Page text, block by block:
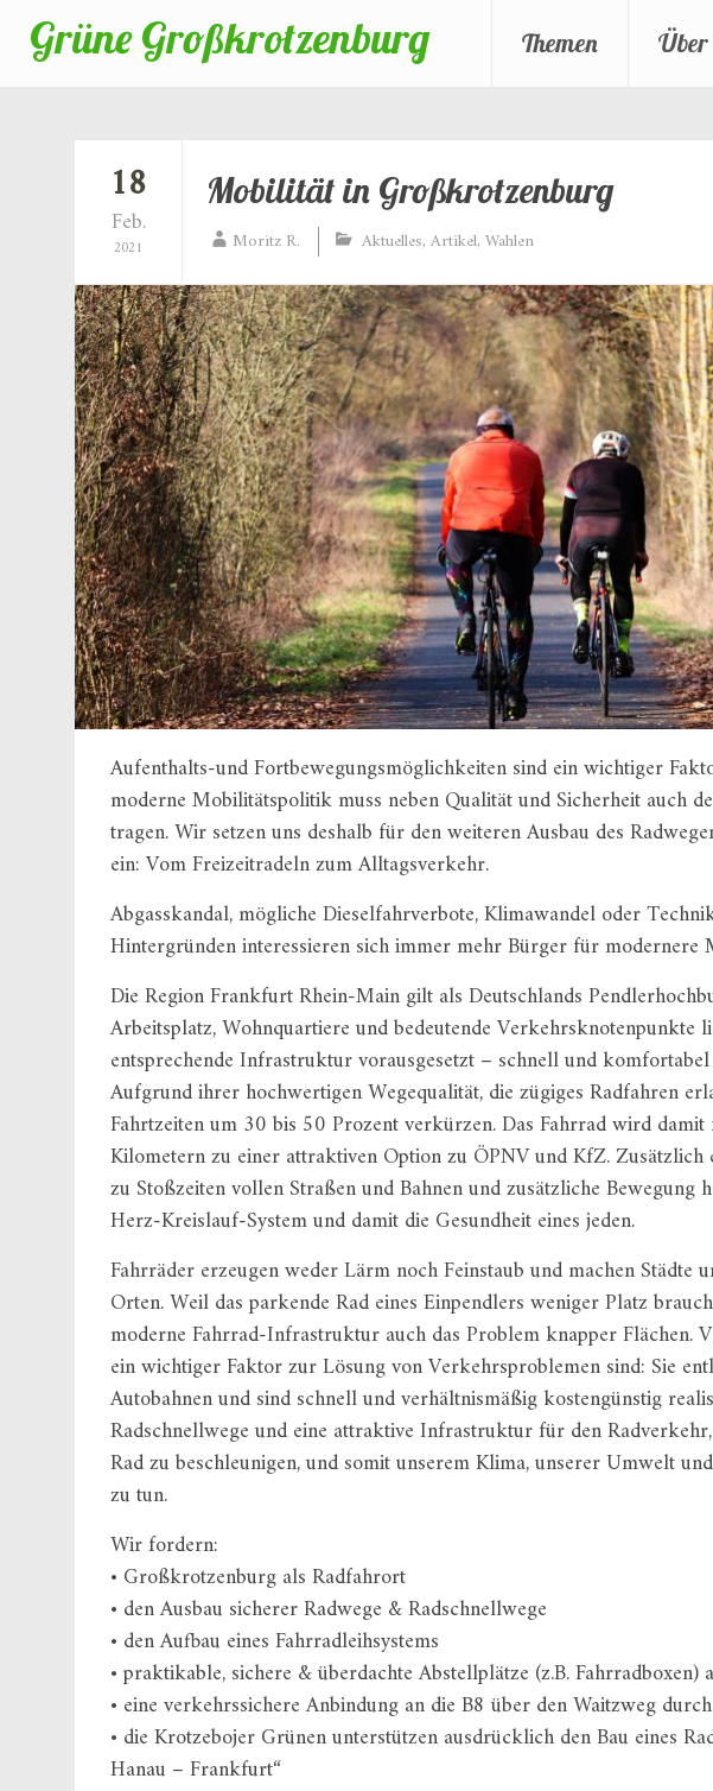
Grüne Großkrotzenburg Themen
18
Feb.
2021
Mobilität in Großkrotzenburg
Moritz R. Aktuelles, Artikel, Wahlen
Aufenthalts-und Fortbewegungsmöglichkeiten sind ein wichtiger
moderne Mobilitätspolitik muss neben Qualität und Sicherheit auch
tragen. Wir setzen uns deshalb für den weiteren Ausbau des
ein: Vom Freizeitradeln zum Alltagsverkehr.
Abgasskandal, mögliche Dieselfahrverbote, Klimawandel oder
Hintergründen interessieren sich immer mehr Bürger für modernere
Die Region Frankfurt Rhein-Main gilt als Deutschlands
Arbeitsplatz, Wohnquartiere und bedeutende Verkehrsknotenpunkte
entsprechende Infrastruktur vorausgesetzt – schnell und
Aufgrund ihrer hochwertigen Wegequalität, die zügiges Radfahren
Fahrtzeiten um 30 bis 50 Prozent verkürzen. Das Fahrrad wird
Kilometern zu einer attraktiven Option zu ÖPNV und KfZ.
zu Stoßzeiten vollen Straßen und Bahnen und zusätzliche Bewegung
Herz-Kreislauf-System und damit die Gesundheit eines jeden.
Fahrräder erzeugen weder Lärm noch Feinstaub und machen Städte
Orten. Weil das parkende Rad eines Einpendlers weniger Platz
moderne Fahrrad-Infrastruktur auch das Problem knapper Flächen.
ein wichtiger Faktor zur Lösung von Verkehrsproblemen sind: Sie
Autobahnen und sind schnell und verhältnismäßig kostengünstig
Radschnellwege und eine attraktive Infrastruktur für den
Rad zu beschleunigen, und somit unserem Klima, unserer Umwelt
zu tun.
Wir fordern:
• Großkrotzenburg als Radfahrort
• den Ausbau sicherer Radwege & Radschnellwege
• den Aufbau eines Fahrradleihsystems
• praktikable, sichere & überdachte Abstellplätze (z.B. Fahrradboxen)
• eine verkehrssichere Anbindung an die B8 über den Waitzweg
• die Krotzebojer Grünen unterstützen ausdrücklich den Bau eines
Hanau – Frankfurt“